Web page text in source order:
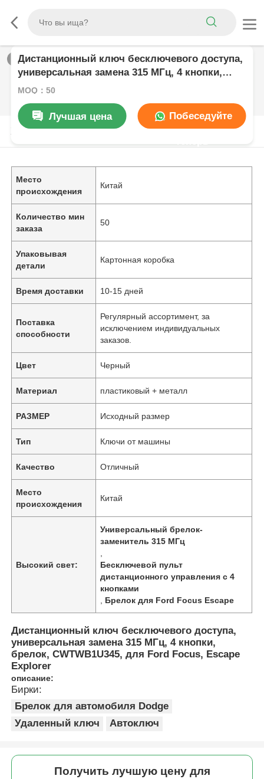
/0
Дистанционный ключ бесключевого доступа,
универсальная замена 315 МГц, 4 кнопки,
брелок, CWTWB1U345, для Ford Focus,
MOQ：50
Лучшая цена Побеседуйте
Характер продукции
Место
происхождения
Китай
Количество мин
заказа
50
Упаковывая
детали
Картонная коробка
Время доставки 10-15 дней
Поставка
способности
Регулярный ассортимент, за
исключением индивидуальных
заказов.
Цвет Черный
Материал пластиковый + металл
РАЗМЕР Исходный размер
Тип Ключи от машины
Качество Отличный
Место
происхождения
Китай
Высокий свет:
Универсальный брелок-
заменитель 315 МГц
Бесключевой пульт
дистанционного управления с 4
кнопками
Брелок для Ford Focus Escape
Дистанционный ключ бесключевого доступа,
универсальная замена 315 МГц, 4 кнопки,
брелок, CWTWB1U345, для Ford Focus, Escape
Explorer
описание:
Бирки:
Брелок для автомобиля Dodge
Удаленный ключ
Автоключ
Получить лучшую цену для